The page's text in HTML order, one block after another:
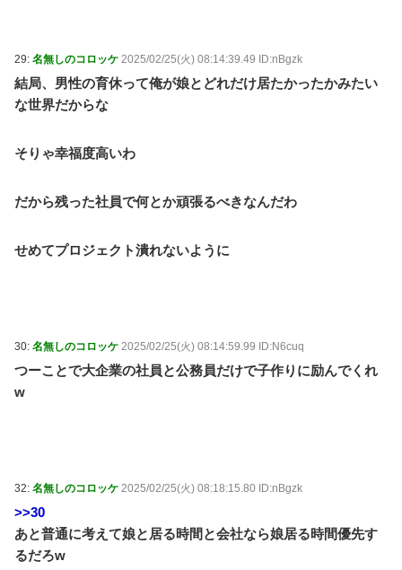
29: 名無しのコロッケ 2025/02/25(火) 08:14:39.49 ID:nBgzk
結局、男性の育休って俺が娘とどれだけ居たかったかみたい
な世界だからな
そりゃ幸福度高いわ
だから残った社員で何とか頑張るべきなんだわ
せめてプロジェクト潰れないように
30: 名無しのコロッケ 2025/02/25(火) 08:14:59.99 ID:N6cuq
つーことで大企業の社員と公務員だけで子作りに励んでくれ
w
32: 名無しのコロッケ 2025/02/25(火) 08:18:15.80 ID:nBgzk
>>30
あと普通に考えて娘と居る時間と会社なら娘居る時間優先す
るだろw